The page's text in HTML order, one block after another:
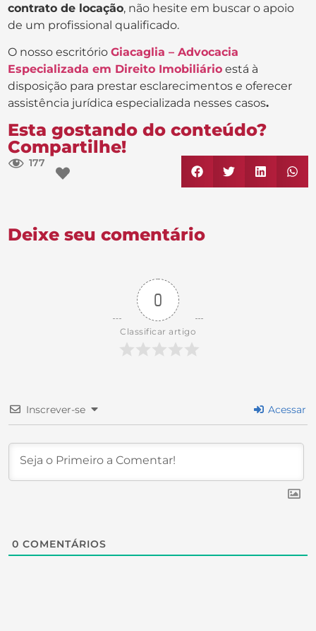
contrato de locação, não hesite em buscar o apoio
de um profissional qualificado.
O nosso escritório Giacaglia – Advocacia
Especializada em Direito Imobiliário está à
disposição para prestar esclarecimentos e oferecer
assistência jurídica especializada nesses casos.
Esta gostando do conteúdo?
Compartilhe!
177
Deixe seu comentário
0
Classificar artigo
Inscrever-se Acessar
0 COMENTÁRIOS